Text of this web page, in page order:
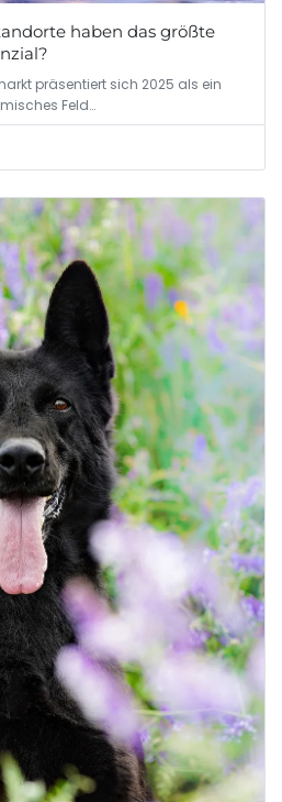
haben das größte
präsentiert sich 2025 als ein
Feld…